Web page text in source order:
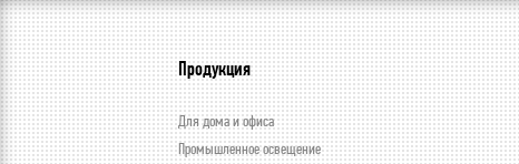
Продукция
Для дома и офиса
Промышленное освещение